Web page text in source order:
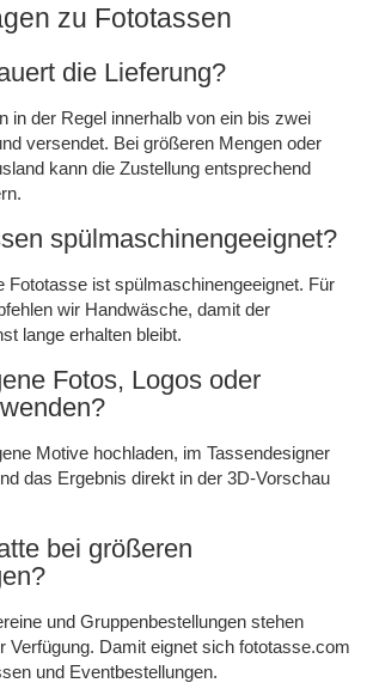
zu Fototassen
die Lieferung?
in der Regel innerhalb von ein bis zwei
versendet. Bei größeren Mengen oder
kann die Zustellung entsprechend
spülmaschinengeeignet?
Fototasse ist spülmaschinengeeignet. Für
wir Handwäsche, damit der
lange erhalten bleibt.
Fotos, Logos oder
Motive hochladen, im Tassendesigner
das Ergebnis direkt in der 3D-Vorschau
bei größeren
und Gruppenbestellungen stehen
Verfügung. Damit eignet sich fototasse.com
und Eventbestellungen.